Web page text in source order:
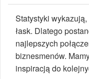
Statystyki
łask. Dlatego
najlepszych
biznesmenów.
inspiracją do